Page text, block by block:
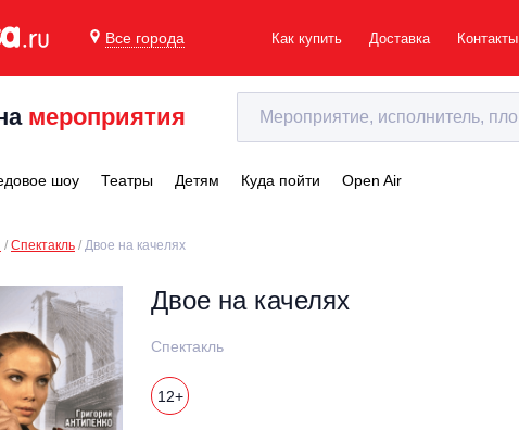
Все города Как купить Доставка Контакты
мероприятия
шоу Театры Детям Куда пойти Open Air
Спектакль Двое на качелях
Двое на качелях
Спектакль
12+